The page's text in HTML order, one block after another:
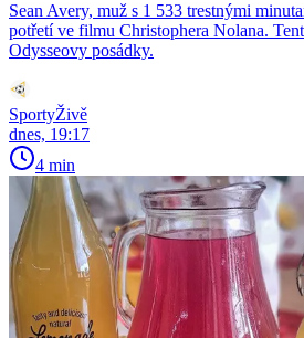
Sean Avery, muž s 1 533 trestnými
potřetí ve filmu Christophera Nolana.
Odysseovy posádky.
SportyŽivě
dnes, 19:17
4 min